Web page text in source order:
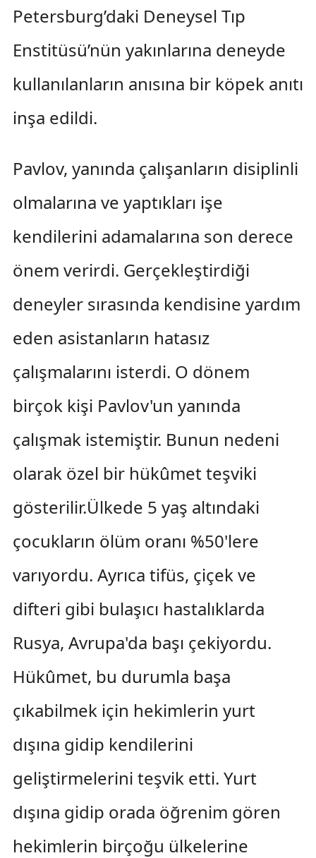
Petersburg’daki Deneysel Tıp
Enstitüsü’nün yakınlarına deneyde
kullanılanların anısına bir köpek anıtı
inşa edildi.
Pavlov, yanında çalışanların disiplinli
olmalarına ve yaptıkları işe
kendilerini adamalarına son derece
önem verirdi. Gerçekleştirdiği
deneyler sırasında kendisine yardım
eden asistanların hatasız
çalışmalarını isterdi. O dönem
birçok kişi Pavlov'un yanında
çalışmak istemiştir. Bunun nedeni
olarak özel bir hükûmet teşviki
gösterilir.Ülkede 5 yaş altındaki
çocukların ölüm oranı %50'lere
varıyordu. Ayrıca tifüs, çiçek ve
difteri gibi bulaşıcı hastalıklarda
Rusya, Avrupa'da başı çekiyordu.
Hükûmet, bu durumla başa
çıkabilmek için hekimlerin yurt
dışına gidip kendilerini
geliştirmelerini teşvik etti. Yurt
dışına gidip orada öğrenim gören
hekimlerin birçoğu ülkelerine